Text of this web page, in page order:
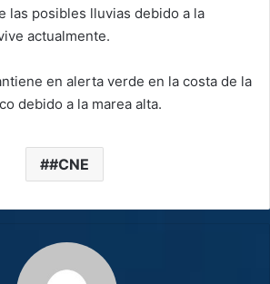
las posibles lluvias debido a la
actualmente.
en alerta verde en la costa de la
debido a la marea alta.
#CNE